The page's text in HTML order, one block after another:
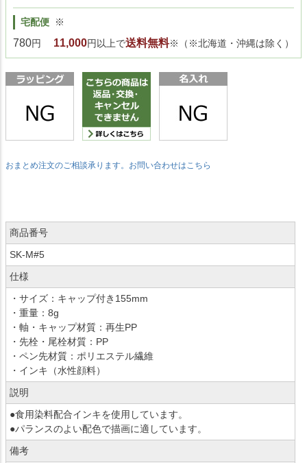
宅配便
780円
※
11,000円以上で送料無料※（※北海道・沖縄は除く）
おまとめ注文のご相談承ります。お問い合わせはこちら
商品番号
SK-M#5
仕様
・サイズ：キャップ付き155mm
・重量：8g
・軸・キャップ材質：再生PP
・先栓・尾栓材質：PP
・ペン先材質：ポリエステル繊維
・インキ（水性顔料）
説明
●食用染料配合インキを使用しています。
●パランスのよい配色で描画に適しています。
備考